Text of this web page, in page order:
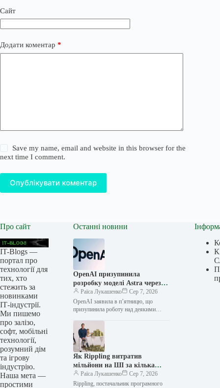
Сайт
Додати коментар *
Save my name, email and website in this browser for the
next time I comment.
Опублікувати коментар
Про сайт
IT-Blogs —
портал про
технології для
тих, хто
стежить за
новинками
ІТ-індустрії.
Ми пишемо
про залізо,
софт, мобільні
технології,
розумний дім
та ігрову
індустрію.
Наша мета —
простими
Останні новини
OpenAI призупинила
розробку моделі Astra через
занепокоєння щодо безпеки
Раїса Лукашенко
Сер 7, 2026
OpenAI заявила в п’ятницю, що
призупинила роботу над деякими
Astra після внутрішньої перевірки, яка
виявила значні…
Як Rippling витратив
мільйони на ШІ за кілька
місяців, а потім створив
інструмент для вимірювання
Раїса Лукашенко
Сер 7, 2026
Rippling, постачальник програмного